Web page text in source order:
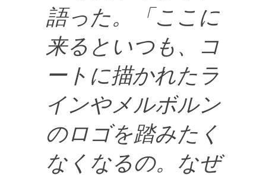
語った。「ここに
来るといつも、コ
ートに描かれたラ
インやメルボルン
のロゴを踏みたく
なくなるの。なぜ